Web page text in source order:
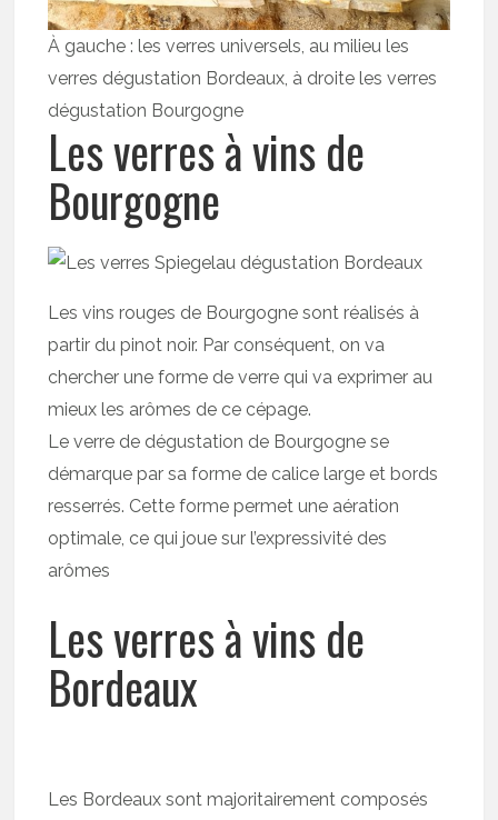
À gauche : les verres universels, au milieu les
verres dégustation Bordeaux, à droite les verres
dégustation Bourgogne
Les verres à vins de
Bourgogne
Les vins rouges de Bourgogne sont réalisés à
partir du pinot noir. Par conséquent, on va
chercher une forme de verre qui va exprimer au
mieux les arômes de ce cépage.
Le verre de dégustation de Bourgogne se
démarque par sa forme de calice large et bords
resserrés. Cette forme permet une aération
optimale, ce qui joue sur l’expressivité des
arômes
Les verres à vins de
Bordeaux
Les Bordeaux sont majoritairement composés